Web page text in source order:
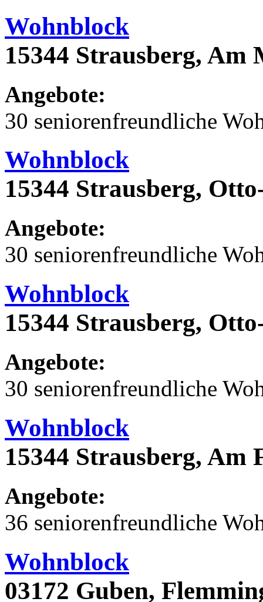
Wohnblock
15344 Strausberg, Am
Angebote:
30 seniorenfreundliche
Wohnblock
15344 Strausberg,
Angebote:
30 seniorenfreundliche
Wohnblock
15344 Strausberg,
Angebote:
30 seniorenfreundliche
Wohnblock
15344 Strausberg, Am
Angebote:
36 seniorenfreundliche
Wohnblock
03172 Guben,